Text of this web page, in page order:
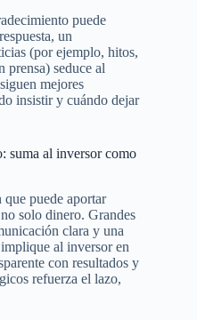
puede
un
(por ejemplo, hitos,
prensa) seduce al
mejores
insistir y cuándo dejar
suma al inversor como
puede aportar
solo dinero. Grandes
clara y una
al inversor en
con resultados y
refuerza el lazo,